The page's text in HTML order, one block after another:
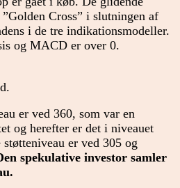
Cross” i slutningen af
i de tre indikationsmodeller.
og MACD er over 0.
er ved 360, som var en
og herefter er det i niveauet
er ved 305 og
spekulative investor samler